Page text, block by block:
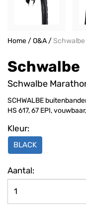
Home/O&A/
Schwalbe
Schwalbe
SCHWALBE
HS 617, 67 EPI,
Kleur:
BLACK
Aantal: